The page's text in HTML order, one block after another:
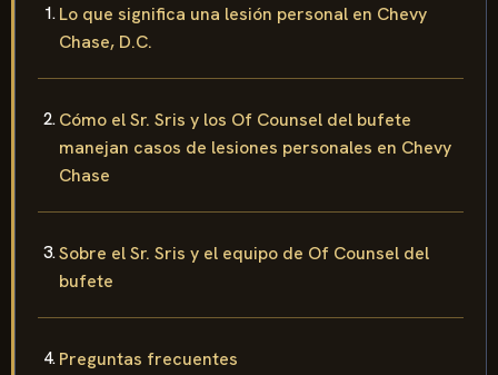
Lo que significa una lesión personal en Chevy
Chase, D.C.
Cómo el Sr. Sris y los Of Counsel del bufete
manejan casos de lesiones personales en Chevy
Chase
Sobre el Sr. Sris y el equipo de Of Counsel del
bufete
Preguntas frecuentes